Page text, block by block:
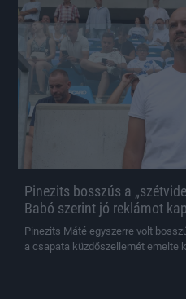
Pinezits bosszús a
Babó szerint jó reklámot
Pinezits Máté egyszerre volt
a csapata küzdőszellemét emelte